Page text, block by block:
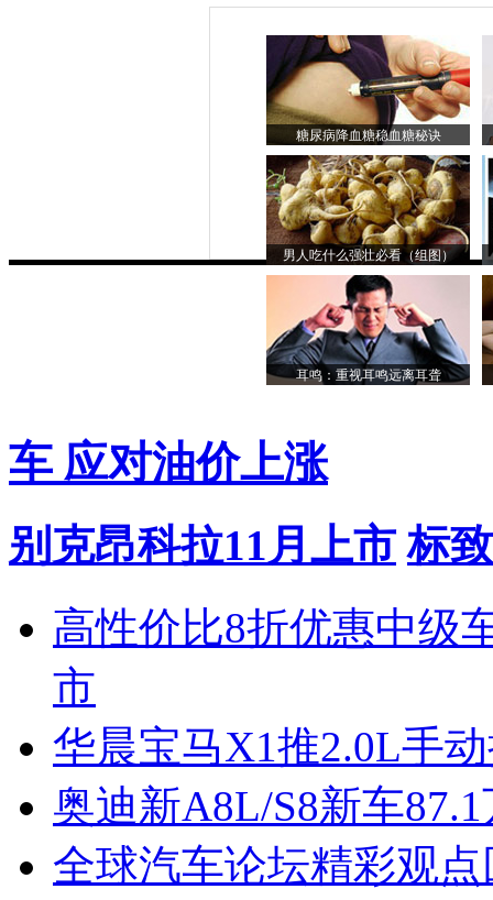
糖尿病降血糖稳血糖秘诀
男人吃什么强壮必看（组图）
耳鸣：重视耳鸣远离耳聋
车 应对油价上涨
别克昂科拉11月上市 标
高性价比8折优惠中级
市
华晨宝马X1推2.0L手
奥迪新A8L/S8新车
全球汽车论坛精彩观点